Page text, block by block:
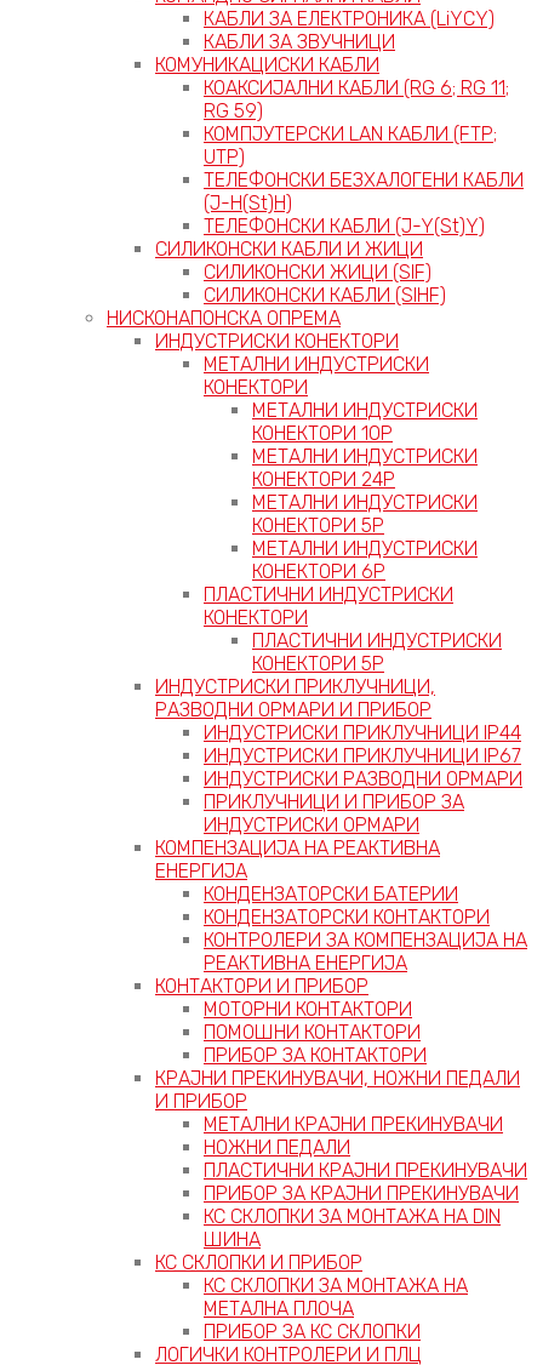
КАБЛИ ЗА ЕЛЕКТРОНИКА (LiYCY)
КАБЛИ ЗА ЗВУЧНИЦИ
КОМУНИКАЦИСКИ КАБЛИ
КОАКСИЈАЛНИ КАБЛИ (RG 6; RG 11;
RG 59)
КОМПЈУТЕРСКИ LAN КАБЛИ (FTP;
UTP)
ТЕЛЕФОНСКИ БЕЗХАЛОГЕНИ КАБЛИ
(J-H(St)H)
ТЕЛЕФОНСКИ КАБЛИ (J-Y(St)Y)
СИЛИКОНСКИ КАБЛИ И ЖИЦИ
СИЛИКОНСКИ ЖИЦИ (SIF)
СИЛИКОНСКИ КАБЛИ (SIHF)
НИСКОНАПОНСКА ОПРЕМА
ИНДУСТРИСКИ КОНЕКТОРИ
МЕТАЛНИ ИНДУСТРИСКИ
КОНЕКТОРИ
МЕТАЛНИ ИНДУСТРИСКИ
КОНЕКТОРИ 10P
МЕТАЛНИ ИНДУСТРИСКИ
КОНЕКТОРИ 24P
МЕТАЛНИ ИНДУСТРИСКИ
КОНЕКТОРИ 5P
МЕТАЛНИ ИНДУСТРИСКИ
КОНЕКТОРИ 6P
ПЛАСТИЧНИ ИНДУСТРИСКИ
КОНЕКТОРИ
ПЛАСТИЧНИ ИНДУСТРИСКИ
КОНЕКТОРИ 5P
ИНДУСТРИСКИ ПРИКЛУЧНИЦИ,
РАЗВОДНИ ОРМАРИ И ПРИБОР
ИНДУСТРИСКИ ПРИКЛУЧНИЦИ IP44
ИНДУСТРИСКИ ПРИКЛУЧНИЦИ IP67
ИНДУСТРИСКИ РАЗВОДНИ ОРМАРИ
ПРИКЛУЧНИЦИ И ПРИБОР ЗА
ИНДУСТРИСКИ ОРМАРИ
КОМПЕНЗАЦИЈА НА РЕАКТИВНА
ЕНЕРГИЈА
КОНДЕНЗАТОРСКИ БАТЕРИИ
КОНДЕНЗАТОРСКИ КОНТАКТОРИ
КОНТРОЛЕРИ ЗА КОМПЕНЗАЦИЈА НА
РЕАКТИВНА ЕНЕРГИЈА
КОНТАКТОРИ И ПРИБОР
МОТОРНИ КОНТАКТОРИ
ПОМОШНИ КОНТАКТОРИ
ПРИБОР ЗА КОНТАКТОРИ
КРАЈНИ ПРЕКИНУВАЧИ, НОЖНИ ПЕДАЛИ
И ПРИБОР
МЕТАЛНИ КРАЈНИ ПРЕКИНУВАЧИ
НОЖНИ ПЕДАЛИ
ПЛАСТИЧНИ КРАЈНИ ПРЕКИНУВАЧИ
ПРИБОР ЗА КРАЈНИ ПРЕКИНУВАЧИ
КС СКЛОПКИ ЗА МОНТАЖА НА DIN
ШИНА
КС СКЛОПКИ И ПРИБОР
КС СКЛОПКИ ЗА МОНТАЖА НА
МЕТАЛНА ПЛОЧА
ПРИБОР ЗА КС СКЛОПКИ
ЛОГИЧКИ КОНТРОЛЕРИ И ПЛЦ